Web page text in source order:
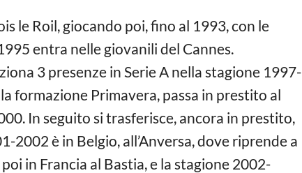
le Roil, giocando poi, fino al 1993, con le
entra nelle giovanili del Cannes.
3 presenze in Serie A nella stagione 1997-
formazione Primavera, passa in prestito al
In seguito si trasferisce, ancora in prestito,
2002 è in Belgio, all’Anversa, dove riprende a
in Francia al Bastia, e la stagione 2002-